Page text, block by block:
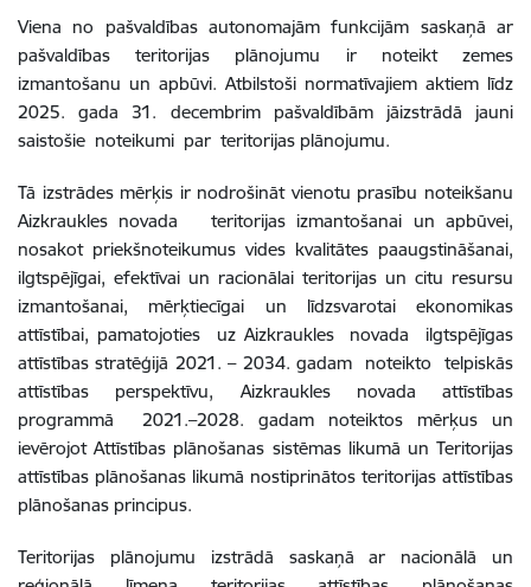
Viena no pašvaldības autonomajām funkcijām saskaņā ar
pašvaldības teritorijas plānojumu ir noteikt zemes
izmantošanu un apbūvi. Atbilstoši normatīvajiem aktiem līdz
2025. gada 31. decembrim pašvaldībām jāizstrādā jauni
saistošie noteikumi par teritorijas plānojumu.
Tā izstrādes mērķis ir nodrošināt vienotu prasību noteikšanu
Aizkraukles novada teritorijas izmantošanai un apbūvei,
nosakot priekšnoteikumus vides kvalitātes paaugstināšanai,
ilgtspējīgai, efektīvai un racionālai teritorijas un citu resursu
izmantošanai, mērķtiecīgai un līdzsvarotai ekonomikas
attīstībai, pamatojoties uz Aizkraukles novada ilgtspējīgas
attīstības stratēģijā 2021. – 2034. gadam noteikto telpiskās
attīstības perspektīvu, Aizkraukles novada attīstības
programmā 2021.–2028. gadam noteiktos mērķus un
ievērojot Attīstības plānošanas sistēmas likumā un Teritorijas
attīstības plānošanas likumā nostiprinātos teritorijas attīstības
plānošanas principus.
Teritorijas plānojumu izstrādā saskaņā ar nacionālā un